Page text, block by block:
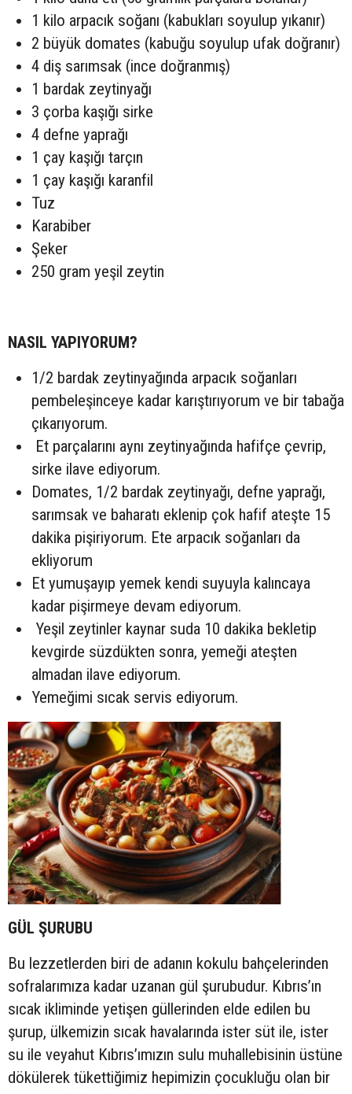
1 kilo arpacık soğanı (kabukları soyulup yıkanır)
2 büyük domates (kabuğu soyulup ufak doğranır)
4 diş sarımsak (ince doğranmış)
1 bardak zeytinyağı
3 çorba kaşığı sirke
4 defne yaprağı
1 çay kaşığı tarçın
1 çay kaşığı karanfil
Tuz
Karabiber
Şeker
250 gram yeşil zeytin
NASIL YAPIYORUM?
1/2 bardak zeytinyağında arpacık soğanları
pembeleşinceye kadar karıştırıyorum ve bir tabağa
çıkarıyorum.
Et parçalarını aynı zeytinyağında hafifçe çevrip,
sirke ilave ediyorum.
Domates, 1/2 bardak zeytinyağı, defne yaprağı,
sarımsak ve baharatı eklenip çok hafif ateşte 15
dakika pişiriyorum. Ete arpacık soğanları da
ekliyorum
Et yumuşayıp yemek kendi suyuyla kalıncaya
kadar pişirmeye devam ediyorum.
Yeşil zeytinler kaynar suda 10 dakika bekletip
kevgirde süzdükten sonra, yemeği ateşten
almadan ilave ediyorum.
Yemeğimi sıcak servis ediyorum.
GÜL ŞURUBU
Bu lezzetlerden biri de adanın kokulu bahçelerinden
sofralarımıza kadar uzanan gül şurubudur. Kıbrıs’ın
sıcak ikliminde yetişen güllerinden elde edilen bu
şurup, ülkemizin sıcak havalarında ister süt ile, ister
su ile veyahut Kıbrıs’ımızın sulu muhallebisinin üstüne
dökülerek tükettiğimiz hepimizin çocukluğu olan bir